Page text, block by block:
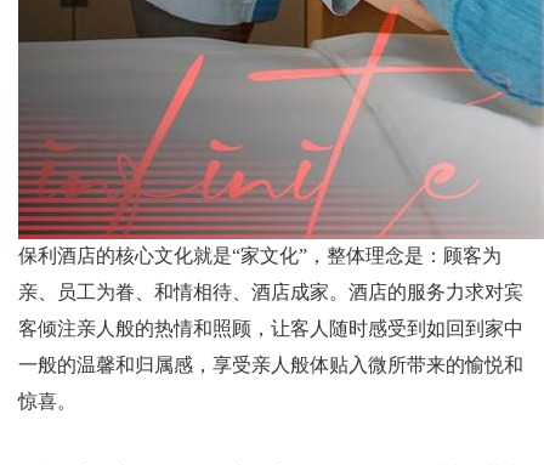
保利酒店的核心文化就是“家文化” ，整体理念是：顾客为
亲、员工为眷、和情相待、酒店成家。酒店的服务力求对宾
客倾注亲人般的热情和照顾，让客人随时感受到如回到家中
一般的温馨和归属感，享受亲人般体贴入微所带来的愉悦和
惊喜。